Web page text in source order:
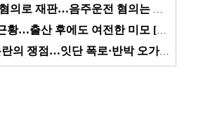
이재룡, '술타기' 혐의로 재판…음주운전 혐의는 미적용…
진아름, 득남 후 근황…출산 후에도 여전한 미모 [스타…
황정민 사생활 논란의 쟁점…잇단 폭로·반박 오가는 소모…